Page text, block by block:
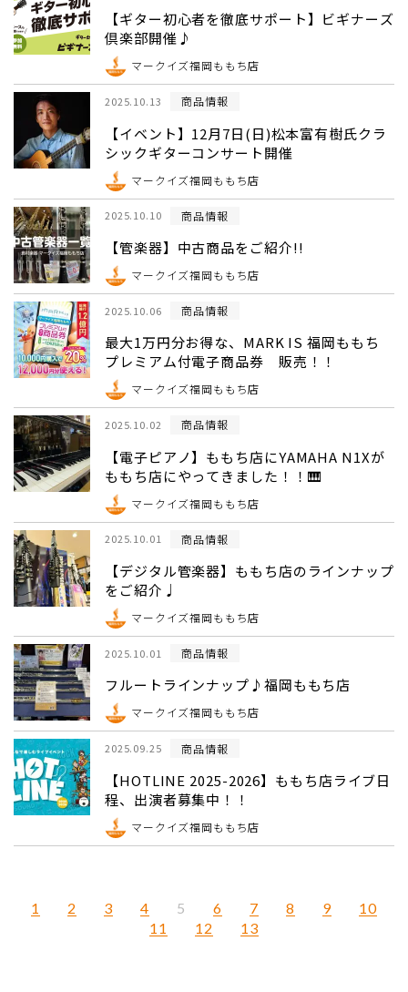
【ギター初心者を徹底サポート】ビギナーズ
倶楽部開催♪
マークイズ福岡ももち店
2025.10.13 商品情報
【イベント】12月7日(日)松本富有樹氏クラ
シックギターコンサート開催
マークイズ福岡ももち店
2025.10.10 商品情報
【管楽器】中古商品をご紹介!!
マークイズ福岡ももち店
2025.10.06 商品情報
最大1万円分お得な、MARK IS 福岡ももち
プレミアム付電子商品券 販売！！
マークイズ福岡ももち店
2025.10.02 商品情報
【電子ピアノ】ももち店にYAMAHA N1Xが
ももち店にやってきました！！🎹
マークイズ福岡ももち店
2025.10.01 商品情報
【デジタル管楽器】ももち店のラインナップ
をご紹介♩
マークイズ福岡ももち店
2025.10.01 商品情報
フルートラインナップ♪福岡ももち店
マークイズ福岡ももち店
2025.09.25 商品情報
【HOTLINE 2025-2026】ももち店ライブ日
程、出演者募集中！！
マークイズ福岡ももち店
1 2 3 4 5 6 7 8 9
10
11
12 13